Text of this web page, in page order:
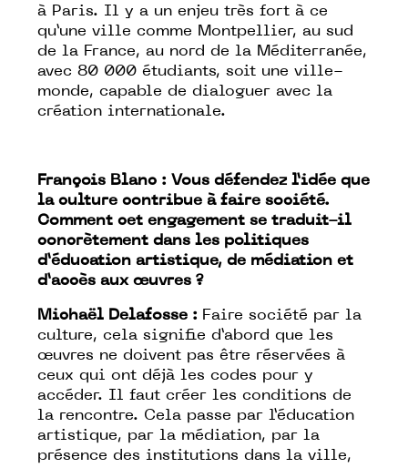
à Paris. Il y a un enjeu très fort à ce
qu’une ville comme Montpellier, au sud
de la France, au nord de la Méditerranée,
avec 80 000 étudiants, soit une ville-
monde, capable de dialoguer avec la
création internationale.
François Blanc : Vous défendez l’idée que
la culture contribue à faire société.
Comment cet engagement se traduit-il
concrètement dans les politiques
d’éducation artistique, de médiation et
d’accès aux œuvres ?
Michaël Delafosse : Faire société par la
culture, cela signifie d’abord que les
œuvres ne doivent pas être réservées à
ceux qui ont déjà les codes pour y
accéder. Il faut créer les conditions de
la rencontre. Cela passe par l’éducation
artistique, par la médiation, par la
présence des institutions dans la ville,